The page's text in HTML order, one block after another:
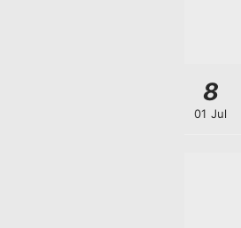
8
01 Jul